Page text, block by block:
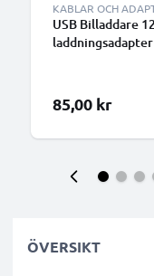
KABLAR OCH
USB Billaddare
85,00 kr
ÖVERSIKT